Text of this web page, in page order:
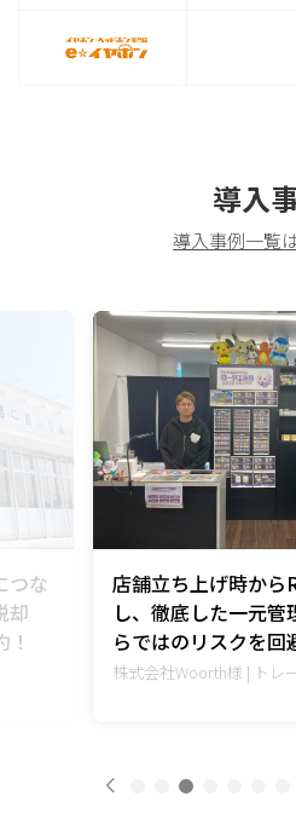
導入
導入事例一覧
つな
却
店舗立ち上げ時から
し、徹底した一元管
らではのリスクを回
株式会社Woorth様 | トレ